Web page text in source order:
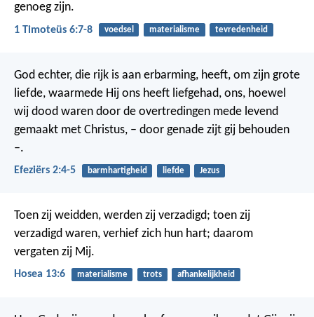
genoeg zijn.
1 Timoteüs 6:7-8 voedsel materialisme tevredenheid
God echter, die rijk is aan erbarming, heeft, om zijn grote
liefde, waarmede Hij ons heeft liefgehad, ons, hoewel
wij dood waren door de overtredingen mede levend
gemaakt met Christus, – door genade zijt gij behouden
–.
Efeziërs 2:4-5 barmhartigheid liefde Jezus
Toen zij weidden, werden zij verzadigd; toen zij
verzadigd waren, verhief zich hun hart; daarom
vergaten zij Mij.
Hosea 13:6 materialisme trots afhankelijkheid